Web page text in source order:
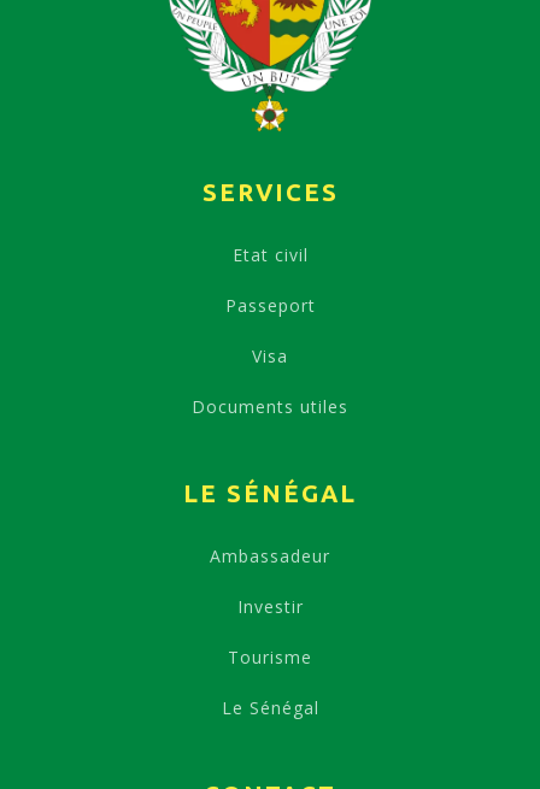
SERVICES
Etat civil
Passeport
Visa
Documents utiles
LE SÉNÉGAL
Ambassadeur
Investir
Tourisme
Le Sénégal